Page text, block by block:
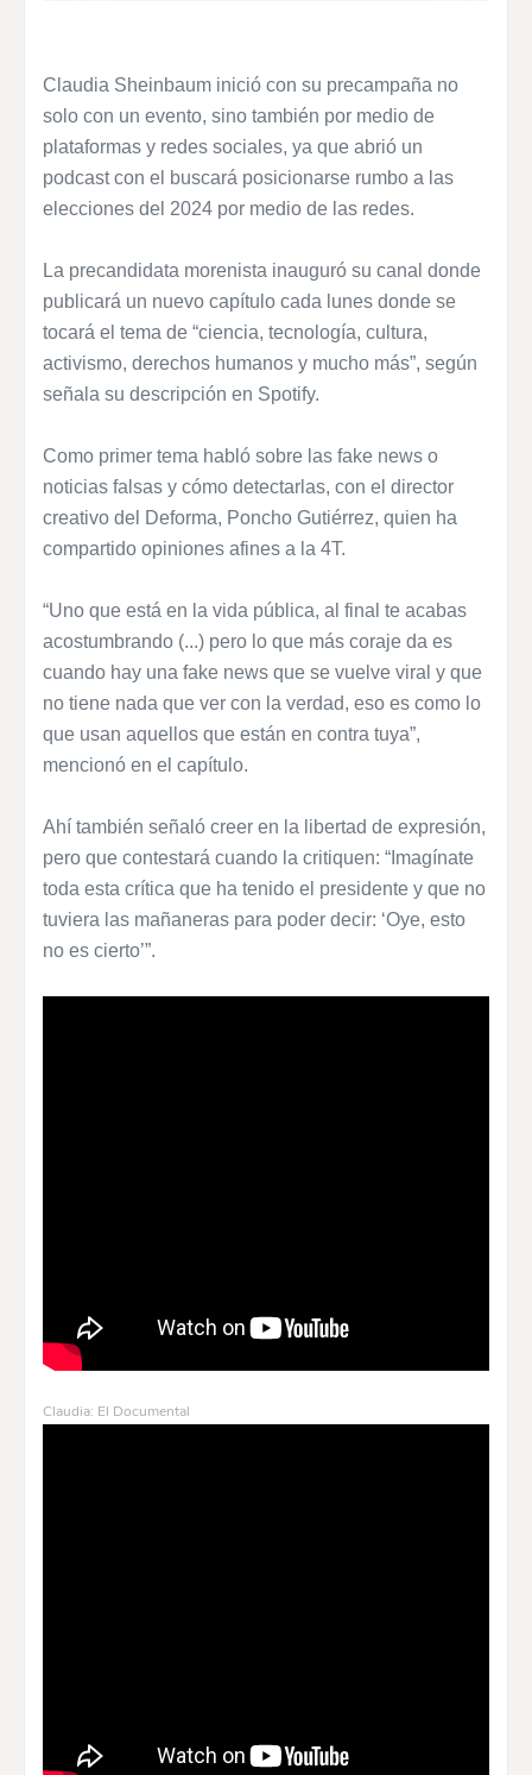
Claudia Sheinbaum inició con su precampaña no
solo con un evento, sino también por medio de
plataformas y redes sociales, ya que abrió un
podcast con el buscará posicionarse rumbo a las
elecciones del 2024 por medio de las redes.
La precandidata morenista inauguró su canal donde
publicará un nuevo capítulo cada lunes donde se
tocará el tema de “ciencia, tecnología, cultura,
activismo, derechos humanos y mucho más”, según
señala su descripción en Spotify.
Como primer tema habló sobre las fake news o
noticias falsas y cómo detectarlas, con el director
creativo del Deforma, Poncho Gutiérrez, quien ha
compartido opiniones afines a la 4T.
“Uno que está en la vida pública, al final te acabas
acostumbrando (...) pero lo que más coraje da es
cuando hay una fake news que se vuelve viral y que
no tiene nada que ver con la verdad, eso es como lo
que usan aquellos que están en contra tuya”,
mencionó en el capítulo.
Ahí también señaló creer en la libertad de expresión,
pero que contestará cuando la critiquen: “Imagínate
toda esta crítica que ha tenido el presidente y que no
tuviera las mañaneras para poder decir: ‘Oye, esto
no es cierto’”.
Claudia: El Documental